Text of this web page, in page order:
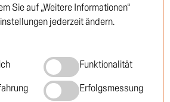
Sie auf „Weitere Informationen“
jederzeit ändern.
Funktionalität
Erfolgsmessung